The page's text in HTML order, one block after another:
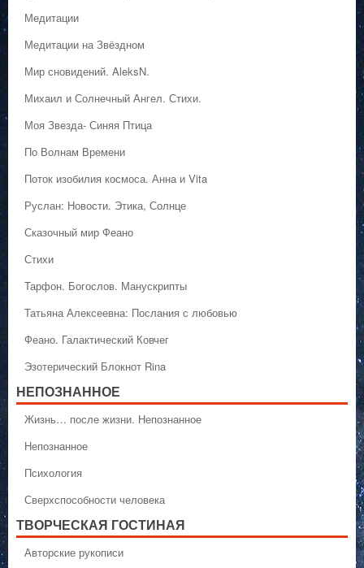
Медитации
Медитации на Звёздном
Мир сновидений. AleksN.
Михаил и Солнечный Ангел. Стихи.
Моя Звезда- Синяя Птица
По Волнам Времени
Поток изобилия космоса. Анна и Vita
Руслан: Новости. Этика, Солнце
Сказочный мир Феано
Стихи
Тарфон. Богослов. Манускрипты
Татьяна Алексеевна: Послания с любовью
Феано. Галактический Ковчег
Эзотерический Блокнот Rina
НЕПОЗНАННОЕ
Жизнь… после жизни. Непознанное
Непознанное
Психология
Сверхспособности человека
ТВОРЧЕСКАЯ ГОСТИНАЯ
Авторские рукописи